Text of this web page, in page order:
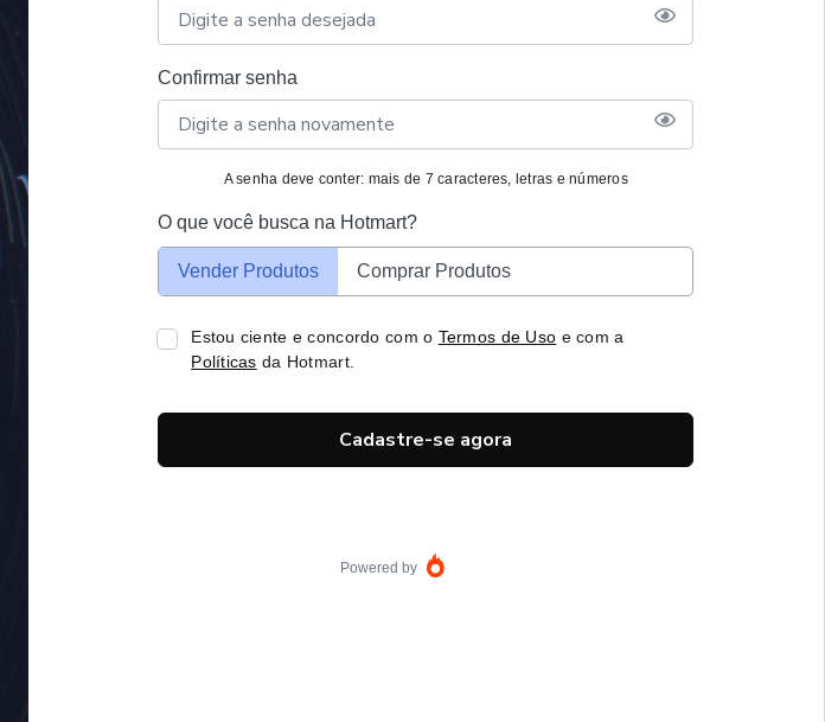
Confirmar senha
A senha deve conter: mais de 7 caracteres, letras e números
O que você busca na Hotmart?
Vender Produtos Comprar Produtos
Estou ciente e concordo com o Termos de Uso e com a
Políticas da Hotmart.
Cadastre-se agora
Powered by